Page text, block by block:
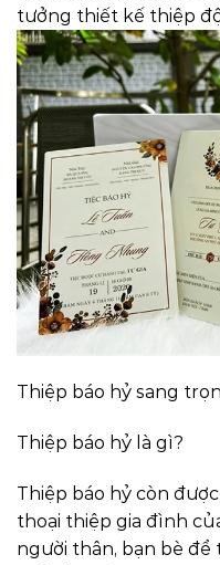
tưởng thiết kế thiệp
Thiệp báo hỷ sang
Thiệp báo hỷ là gì?
Thiệp báo hỷ còn
thoại thiệp gia đình
người thân, bạn bè để